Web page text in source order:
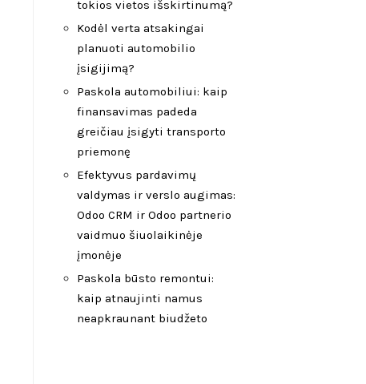
tokios vietos išskirtinumą?
Kodėl verta atsakingai
planuoti automobilio
įsigijimą?
Paskola automobiliui: kaip
finansavimas padeda
greičiau įsigyti transporto
priemonę
Efektyvus pardavimų
valdymas ir verslo augimas:
Odoo CRM ir Odoo partnerio
vaidmuo šiuolaikinėje
įmonėje
Paskola būsto remontui:
kaip atnaujinti namus
neapkraunant biudžeto